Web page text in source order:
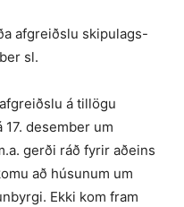
afgreiðslu skipulags-
sl.
á tillögu
desember um
gerði ráð fyrir aðeins
að húsunum um
Ekki kom fram